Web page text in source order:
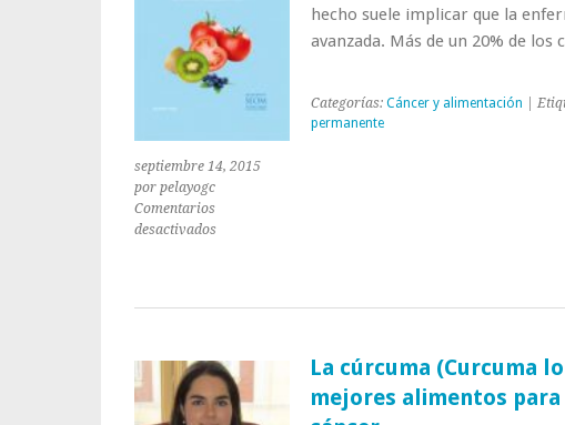
septiembre 14, 2015
por pelayogc
Comentarios
desactivadosen
cáncer
hecho suele implicar que la
avanzada. Más de un 20% de los
Categorías: Cáncer y alimentación |
permanente
La cúrcuma (Curcuma
mejores alimentos